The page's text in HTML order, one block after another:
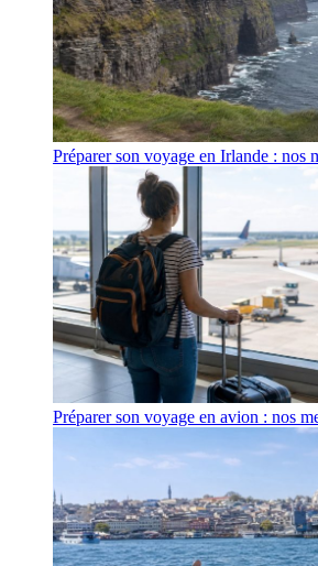
Préparer son voyage en Irlande : nos
Préparer son voyage en avion : nos